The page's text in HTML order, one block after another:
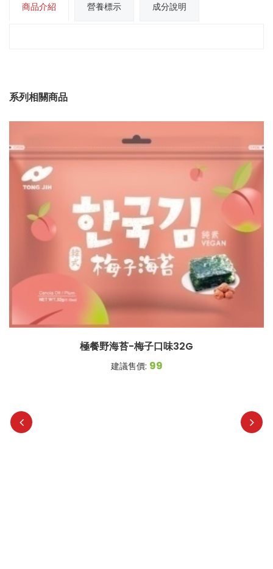
商品介紹 營養標示 成分說明
系列相關商品
極餐野海苔-梅子口味32G
建議售價: 99